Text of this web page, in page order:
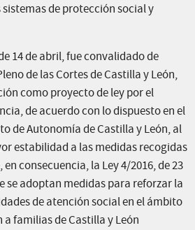
de protección social y
14 de abril, fue convalidado de
de las Cortes de Castilla y León,
como proyecto de ley por el
de acuerdo con lo dispuesto en el
de Autonomía de Castilla y León, al
estabilidad a las medidas recogidas
consecuencia, la Ley 4/2016, de 23
se adoptan medidas para reforzar la
de atención social en el ámbito
a familias de Castilla y León